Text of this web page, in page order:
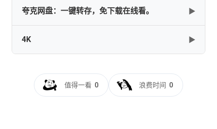
网盘下载
夸克网盘：一键转存，免下载在线看。 ▶
✅━━━━━━━━━━━━━━━[杰伊·比姆][2021][内封
多国字幕][4K-2160P]
[17.8GB]
4K ▶
DL.DDP5.1.HDR.H265.10bit.BOBO
[17.79GB] 复制 下载
值得一看 0 浪费时间 0